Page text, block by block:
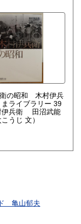
の昭和 木村伊兵
ライブラリー 39
伊兵衛 田沼武能
うじ 文）
亀山郁夫